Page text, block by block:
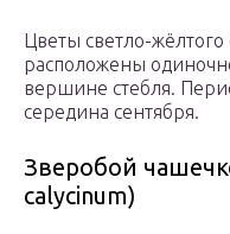
Цветы светло-
расположены
вершине стебля.
середина сентября.
Зверобой
calycinum)